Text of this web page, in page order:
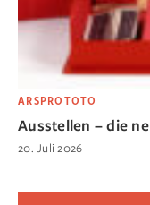
ARSPROTOTO
Ausstellen – die
20. Juli 2026